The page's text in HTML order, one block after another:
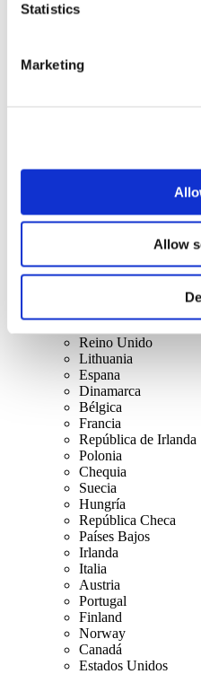
Statistics
Marketing
Allow
Reino Unido
Lithuania
Espana
Dinamarca
Bélgica
Francia
República de Irlanda
Polonia
Chequia
Suecia
Hungría
República Checa
Países Bajos
Irlanda
Italia
Austria
Portugal
Finland
Norway
Canadá
Estados Unidos